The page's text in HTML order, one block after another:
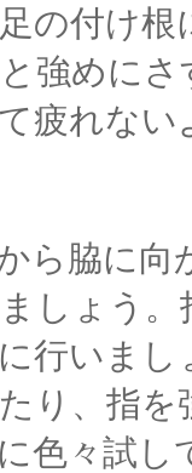
の付け
強めに
疲れな
ら脇に
しょう
行いま
り、指を
色々試